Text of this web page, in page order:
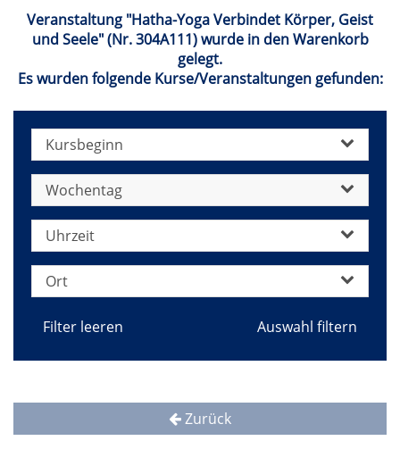
Veranstaltung "Hatha-Yoga Verbindet Körper, Geist
und Seele" (Nr. 304A111) wurde in den Warenkorb
gelegt.
Es wurden folgende Kurse/Veranstaltungen gefunden:
Kursbeginn
Wochentag
Uhrzeit
Ort
Filter leeren
Zurück